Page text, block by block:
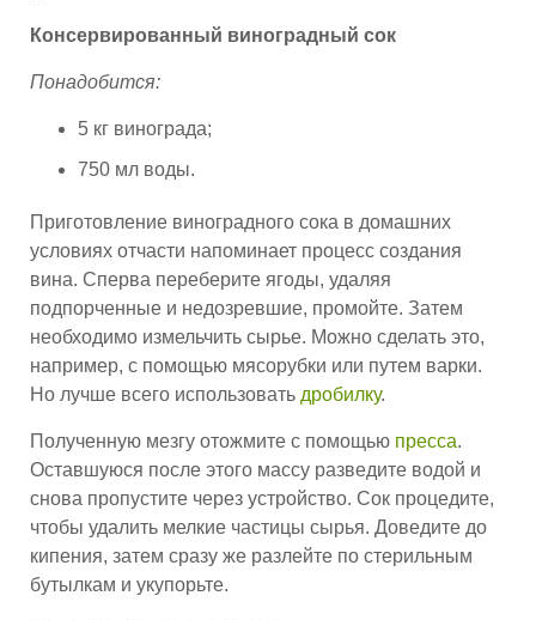
Консервированный виноградный сок
Понадобится:
5 кг винограда;
750 мл воды.
Приготовление виноградного сока в домашних
условиях отчасти напоминает процесс создания
вина. Сперва переберите ягоды, удаляя
подпорченные и недозревшие, промойте. Затем
необходимо измельчить сырье. Можно сделать это,
например, с помощью мясорубки или путем варки.
Но лучше всего использовать дробилку.
Полученную мезгу отожмите с помощью пресса.
Оставшуюся после этого массу разведите водой и
снова пропустите через устройство. Сок процедите,
чтобы удалить мелкие частицы сырья. Доведите до
кипения, затем сразу же разлейте по стерильным
бутылкам и укупорьте.